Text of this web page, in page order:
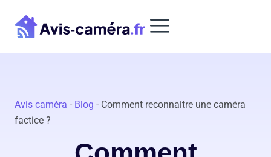
contenu
Avis caméra - Blog - Comment reconnaitre une caméra
factice ?